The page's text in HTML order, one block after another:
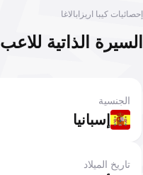
إحصائيات كيبا اريزابالاغا
السيرة الذاتية للاعب
إسبانيا
الجنسية
تاريخ الميلاد